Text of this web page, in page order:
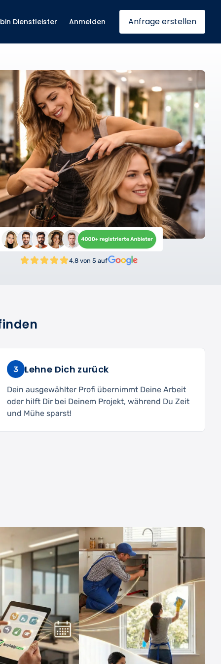
Dienstleister Anmelden Anfrage erstellen
4,8 von 5 auf
3 Lehne Dich zurück
Dein ausgewählter Profi übernimmt Deine Arbeit
oder hilft Dir bei Deinem Projekt, während Du Zeit
und Mühe sparst!